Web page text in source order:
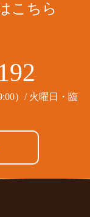
こちら
）/ 火曜日・臨